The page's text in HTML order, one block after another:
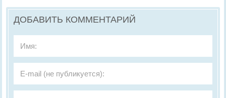
ДОБАВИТЬ КОММЕНТАРИЙ